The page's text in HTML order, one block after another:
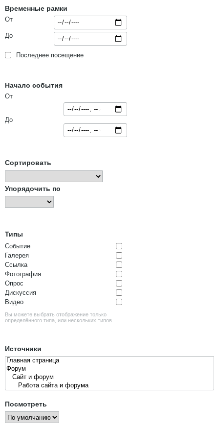
Временные рамки
От
До
Последнее посещение
Начало события
От
До
Сортировать
Упорядочить по
Типы
Событие
Галерея
Ссылка
Фотография
Опрос
Дискуссия
Видео
Вы можете выбрать отображение только
определённого типа, или нескольких типов.
Источники
Посмотреть